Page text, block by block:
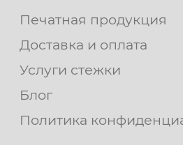
Печатная продукция
Доставка и оплата
Услуги стежки
Блог
Политика